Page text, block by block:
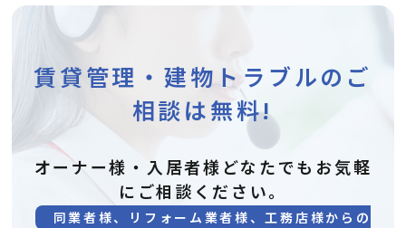
賃貸管理・建物トラブルのご
相談は無料!
オーナー様・入居者様どなたでもお気軽
にご相談ください。
同業者様、リフォーム業者様、工務店様からの